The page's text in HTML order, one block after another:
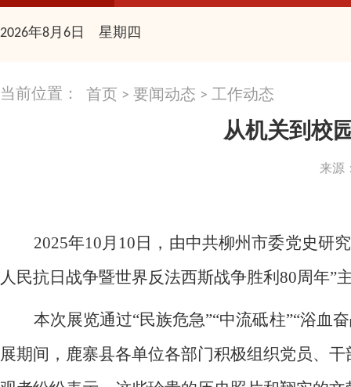
2026年8月6日 星期四
当前位置： 首页 > 要闻动态 > 工作动态
从机关到校
来源
2025年10 月 10 日，由中共柳州市委党史研
人民抗日战争暨世界反法西斯战争胜利 80周年”
本次展览通过“民族危急”“中流砥柱”“浴血
展期间，鹿寨县各单位各部门积极组织党员、